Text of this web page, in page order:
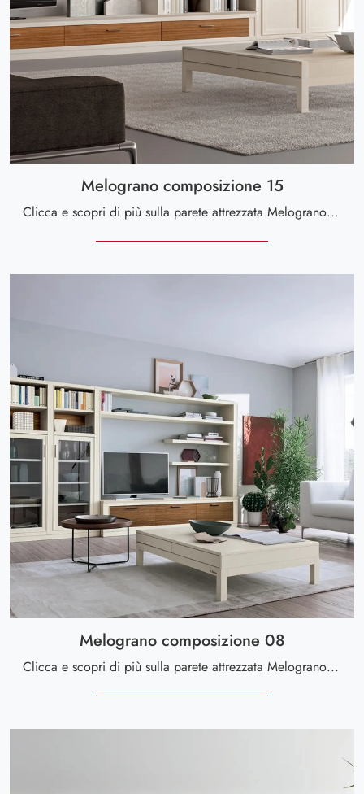
Melograno composizione 15
Clicca e scopri di più sulla parete attrezzata Melograno composizione 15 della marca Le Fablier: è la soluzione dalle linee moderne perfetta per te.
Melograno composizione 08
Clicca e scopri di più sulla parete attrezzata Melograno composizione 08 della marca Le Fablier: è la soluzione dalle linee moderne perfetta per te.